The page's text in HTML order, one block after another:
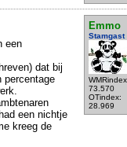
Emmo
Stamgast
73.570
OTindex:
28.969
een
dat bij
percentage
een nichtje
kreeg de